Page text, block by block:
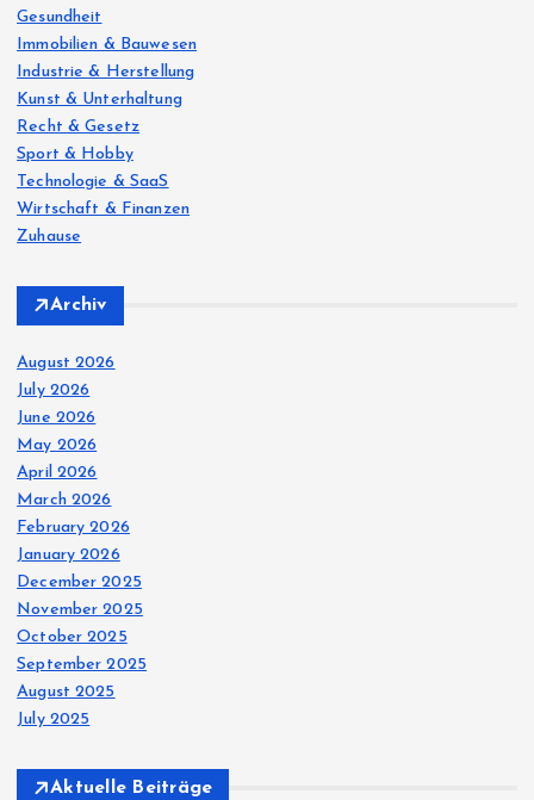
Gesundheit
Immobilien & Bauwesen
Industrie & Herstellung
Kunst & Unterhaltung
Recht & Gesetz
Sport & Hobby
Technologie & SaaS
Wirtschaft & Finanzen
Zuhause
Archiv
August 2026
July 2026
June 2026
May 2026
April 2026
March 2026
February 2026
January 2026
December 2025
November 2025
October 2025
September 2025
August 2025
July 2025
Aktuelle Beiträge